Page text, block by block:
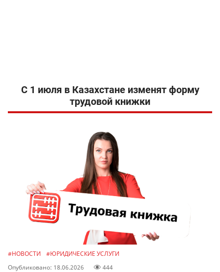
С 1 июля в Казахстане изменят форму
трудовой книжки
#НОВОСТИ
#ЮРИДИЧЕСКИЕ УСЛУГИ
Опубликовано: 18.06.2026
444